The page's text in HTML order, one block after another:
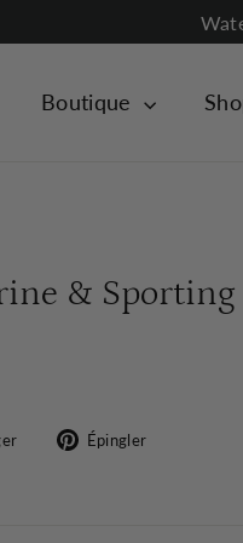
Boutique
& Sporting
TweeterÉpingler